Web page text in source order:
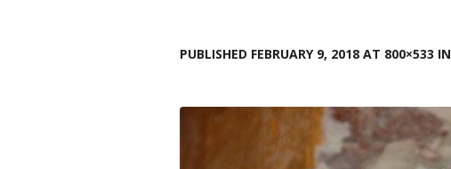
PUBLISHED FEBRUARY 9, 2018 AT 800×533 IN